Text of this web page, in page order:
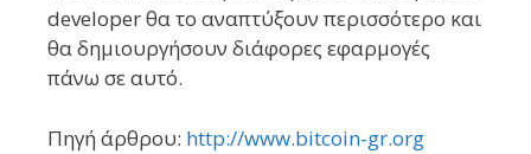
developer θα το αναπτύξουν περισσότερο και
θα δημιουργήσουν διάφορες εφαρμογές
πάνω σε αυτό.
Πηγή άρθρου: http://www.bitcoin-gr.org